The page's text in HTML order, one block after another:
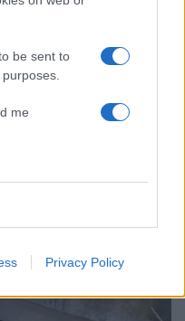
be sent to
me
Privacy Policy